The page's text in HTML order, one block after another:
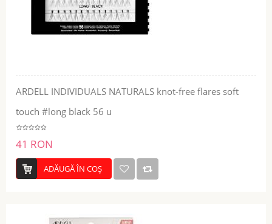
ARDELL INDIVIDUALS NATURALS knot-free flares soft
touch #long black 56 u
41 RON
ADĂUGĂ ÎN COŞ